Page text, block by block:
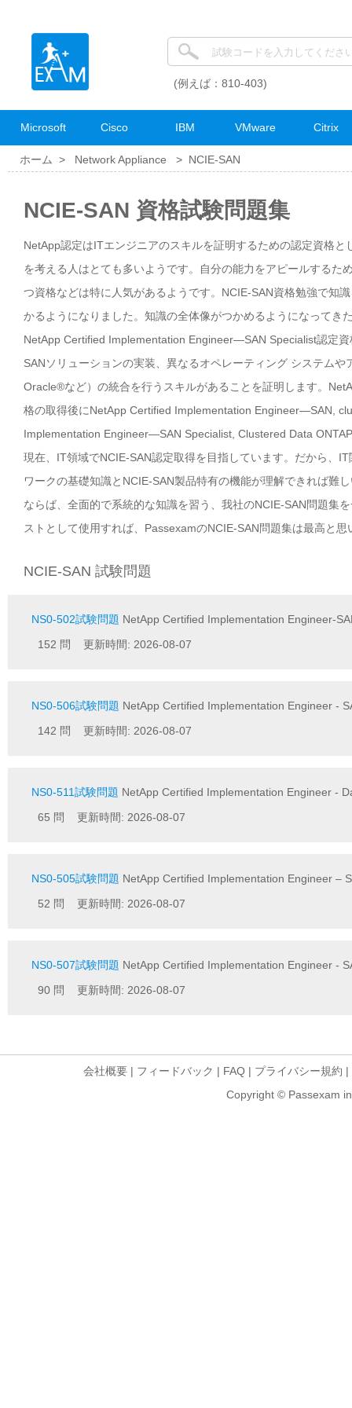
(例えば：810-403)
Microsoft Cisco IBM VMware Citrix
ホーム > Network Appliance > NCIE-SAN
NCIE-SAN 資格試験問題集
NetApp認定はITエンジニアのスキルを証明するための認定資格
を考える人はとても多いようです。自分の能力をアピールする
つ資格などは特に人気があるようです。NCIE-SAN資格勉強で知
かるようになりました。知識の全体像がつかめるようになってき
NetApp Certified Implementation Engineer—SAN Specialist認定
SANソリューションの実装、異なるオペレーティング システム
Oracle®など）の統合を行うスキルがあることを証明します。
格の取得後にNetApp Certified Implementation Engineer—SAN,
Implementation Engineer—SAN Specialist, Clustered Data
現在、IT領域でNCIE-SAN認定取得を目指しています。だから、
ワークの基礎知識とNCIE-SAN製品特有の機能が理解できれば難
ならば、全面的で系統的な知識を習う、我社のNCIE-SAN問題集
ストとして使用すれば、PassexamのNCIE-SAN問題集は最高と思
NCIE-SAN 試験問題
NS0-502試験問題 NetApp Certified Implementation Engineer-
152 問 更新時間: 2026-08-07
NS0-506試験問題 NetApp Certified Implementation Engineer -
142 問 更新時間: 2026-08-07
NS0-511試験問題 NetApp Certified Implementation Engineer -
65 問 更新時間: 2026-08-07
NS0-505試験問題 NetApp Certified Implementation Engineer –
52 問 更新時間: 2026-08-07
NS0-507試験問題 NetApp Certified Implementation Engineer -
90 問 更新時間: 2026-08-07
会社概要 | フィードバック | FAQ | プライバシー規約 |
Copyright © Passexam